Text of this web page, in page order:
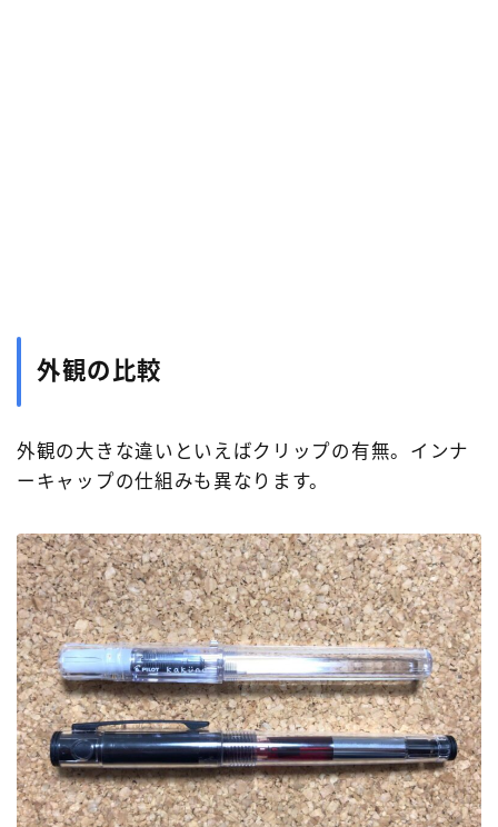
外観の比較
外観の大きな違いといえばクリップの有無。インナ
ーキャップの仕組みも異なります。